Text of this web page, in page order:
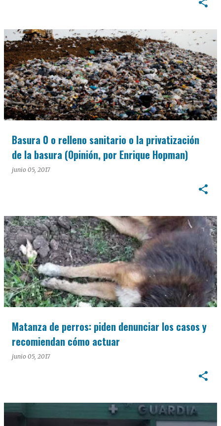
Basura 0 o relleno sanitario o la privatización
de la basura (Opinión, por Enrique Hopman)
junio 05, 2017
Matanza de perros: piden denunciar los casos y
recomiendan cómo actuar
junio 05, 2017